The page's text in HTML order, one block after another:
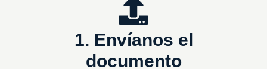
2. Asignamos
especialista